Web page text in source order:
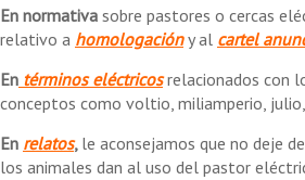
En normativa sobre pastores o cercas
relativo a homologacióny al cartel
En términos eléctricos relacionados con
conceptos como voltio, miliamperio,
En relatos, le aconsejamos que no deje
los animales dan al uso del pastor